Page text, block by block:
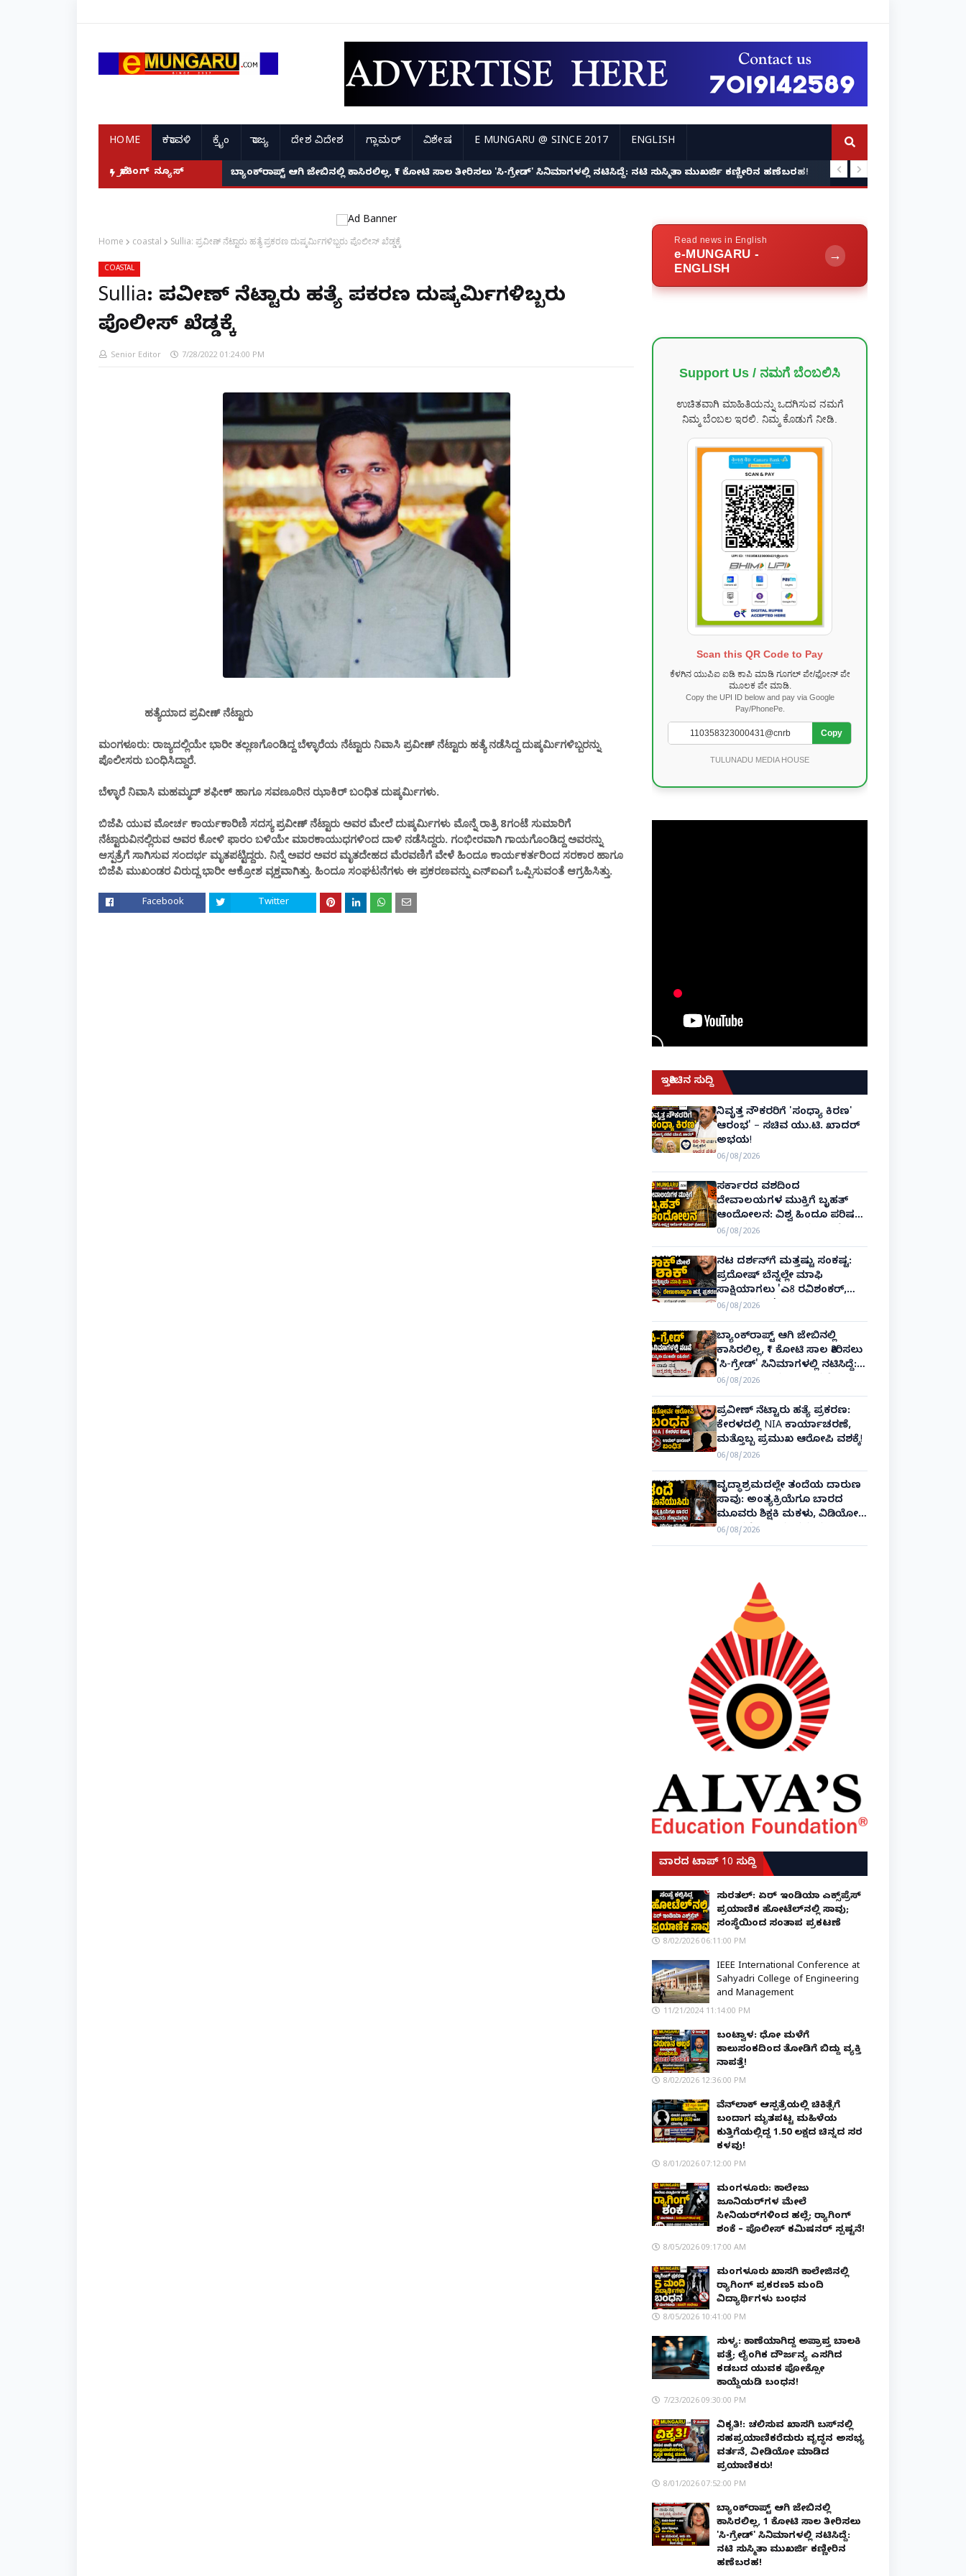
HOME ಕರಾವಳಿ ಕ್ರೈಂ ರಾಜ್ಯ ದೇಶ ವಿದೇಶ ಗ್ಲಾಮರ್ ವಿಶೇಷ E MUNGARU @ SINCE 2017 ENGLISH
ಬ್ರೇಕಿಂಗ್ ನ್ಯೂಸ್ ಬ್ಯಾಂಕ್‌ರಾಪ್ಟ್‌ ಆಗಿ ಜೇಬಿನಲ್ಲಿ ಕಾಸಿರಲಿಲ್ಲ, ₹1 ಕೋಟಿ ಸಾಲ ತೀರಿಸಲು 'ಸಿ-ಗ್ರೇಡ್' ಸಿನಿಮಾಗಳಲ್ಲಿ ನಟಿಸಿದ್ದೆ: ನಟಿ ಸುಸ್ಮಿತಾ ಮುಖರ್ಜಿ ಕಣ್ಣೀರಿನ ಹಣೆಬರಹ!
ಪ್ರವೀಣ್ ನೆಟ್ಟಾರು ಹತ್ಯೆ ಪ್ರಕರಣ: ಕೇರಳದಲ್ಲಿ NIA ಕಾರ್ಯಾಚರಣೆ, ಮತ್ತೊಬ್ಬ ಪ್ರಮುಖ ಆರೋಪಿ ವಶಕ್ಕೆ!
Home coastal Sullia: ಪ್ರವೀಣ್ ನೆಟ್ಟಾರು ಹತ್ಯೆ ಪ್ರಕರಣ ದುಷ್ಕರ್ಮಿಗಳಿಬ್ಬರು ಪೊಲೀಸ್ ಖೆಡ್ಡಕ್ಕೆ
COASTAL
Sullia: ಪ್ರವೀಣ್ ನೆಟ್ಟಾರು ಹತ್ಯೆ ಪ್ರಕರಣ ದುಷ್ಕರ್ಮಿಗಳಿಬ್ಬರು
ಪೊಲೀಸ್ ಖೆಡ್ಡಕ್ಕೆ
Senior Editor 7/28/2022 01:24:00 PM
ಹತ್ಯೆಯಾದ ಪ್ರವೀಣ್ ನೆಟ್ಟಾರು
ಮಂಗಳೂರು: ರಾಜ್ಯದಲ್ಲಿಯೇ ಭಾರೀ ತಲ್ಲಣಗೊಂಡಿದ್ದ ಬೆಳ್ಳಾರೆಯ ನೆಟ್ಟಾರು ನಿವಾಸಿ ಪ್ರವೀಣ್ ನೆಟ್ಟಾರು ಹತ್ಯೆ ನಡೆಸಿದ್ದ ದುಷ್ಕರ್ಮಿಗಳಿಬ್ಬರನ್ನು
ಪೊಲೀಸರು ಬಂಧಿಸಿದ್ದಾರೆ.
ಬೆಳ್ಳಾರೆ ನಿವಾಸಿ ಮಹಮ್ಮದ್ ಶಫೀಕ್ ಹಾಗೂ ಸವಣೂರಿನ ಝಾಕಿರ್ ಬಂಧಿತ ದುಷ್ಕರ್ಮಿಗಳು.
ಬಿಜೆಪಿ ಯುವ ಮೋರ್ಚ ಕಾರ್ಯಕಾರಿಣಿ ಸದಸ್ಯ ಪ್ರವೀಣ್ ನೆಟ್ಟಾರು ಅವರ ಮೇಲೆ ದುಷ್ಕರ್ಮಿಗಳು ಮೊನ್ನೆ ರಾತ್ರಿ 8ಗಂಟೆ ಸುಮಾರಿಗೆ
ನೆಟ್ಟಾರುವಿನಲ್ಲಿರುವ ಅವರ ಕೋಳಿ ಫಾರಂ ಬಳಿಯೇ ಮಾರಕಾಯುಧಗಳಿಂದ ದಾಳಿ ನಡೆಸಿದ್ದರು. ಗಂಭೀರವಾಗಿ ಗಾಯಗೊಂಡಿದ್ದ ಅವರನ್ನು
ಆಸ್ಪತ್ರೆಗೆ ಸಾಗಿಸುವ ಸಂದರ್ಭ ಮೃತಪಟ್ಟಿದ್ದರು. ನಿನ್ನೆ ಅವರ ಅವರ ಮೃತದೇಹದ ಮೆರವಣಿಗೆ ವೇಳೆ ಹಿಂದೂ ಕಾರ್ಯಕರ್ತರಿಂದ ಸರಕಾರ ಹಾಗೂ
ಬಿಜೆಪಿ ಮುಖಂಡರ ವಿರುದ್ಧ ಭಾರೀ ಆಕ್ರೋಶ ವ್ಯಕ್ತವಾಗಿತ್ತು. ಹಿಂದೂ ಸಂಘಟನೆಗಳು ಈ ಪ್ರಕರಣವನ್ನು ಎನ್ಐಎಗೆ ಒಪ್ಪಿಸುವಂತೆ ಆಗ್ರಹಿಸಿತ್ತು.
Facebook Twitter
Read news in English
e-MUNGARU -
ENGLISH
→
Support Us / ನಮಗೆ ಬೆಂಬಲಿಸಿ
ಉಚಿತವಾಗಿ ಮಾಹಿತಿಯನ್ನು ಒದಗಿಸುವ ನಮಗೆ
ನಿಮ್ಮ ಬೆಂಬಲ ಇರಲಿ. ನಿಮ್ಮ ಕೊಡುಗೆ ನೀಡಿ.
Scan this QR Code to Pay
ಕೆಳಗಿನ ಯುಪಿಐ ಐಡಿ ಕಾಪಿ ಮಾಡಿ ಗೂಗಲ್ ಪೇ/ಫೋನ್ ಪೇ
ಮೂಲಕ ಪೇ ಮಾಡಿ.
Copy the UPI ID below and pay via Google
Pay/PhonePe.
Copy
TULUNADU MEDIA HOUSE
ಇತ್ತೀಚಿನ ಸುದ್ದಿ
ನಿವೃತ್ತ ನೌಕರರಿಗೆ 'ಸಂಧ್ಯಾ ಕಿರಣ'
ಆರಂಭ' – ಸಚಿವ ಯು.ಟಿ. ಖಾದರ್
ಅಭಯ!
06/08/2026
ಸರ್ಕಾರದ ವಶದಿಂದ
ದೇವಾಲಯಗಳ ಮುಕ್ತಿಗೆ ಬೃಹತ್
ಆಂದೋಲನ: ವಿಶ್ವ ಹಿಂದೂ ಪರಿಷತ್
ಅಂತರರಾಷ್ಟ್ರೀಯ ಅಧ್ಯಕ್ಷ ಅಲೋಕ್
ಕುಮಾರ್ ಘೋಷಣೆ!
06/08/2026
ನಟ ದರ್ಶನ್‌ಗೆ ಮತ್ತಷ್ಟು ಸಂಕಷ್ಟ:
ಪ್ರದೋಷ್ ಬೆನ್ನಲ್ಲೇ ಮಾಫಿ
ಸಾಕ್ಷಿಯಾಗಲು 'ಎ8 ರವಿಶಂಕರ್,
ಎ10 ವಿನಯ್' ಅರ್ಜಿ!
06/08/2026
ಬ್ಯಾಂಕ್‌ರಾಪ್ಟ್‌ ಆಗಿ ಜೇಬಿನಲ್ಲಿ
ಕಾಸಿರಲಿಲ್ಲ, ₹1 ಕೋಟಿ ಸಾಲ ತೀರಿಸಲು
'ಸಿ-ಗ್ರೇಡ್' ಸಿನಿಮಾಗಳಲ್ಲಿ ನಟಿಸಿದ್ದೆ:
ನಟಿ ಸುಸ್ಮಿತಾ ಮುಖರ್ಜಿ ಕಣ್ಣೀರಿನ
ಹಣೆಬರಹ!
06/08/2026
ಪ್ರವೀಣ್ ನೆಟ್ಟಾರು ಹತ್ಯೆ ಪ್ರಕರಣ:
ಕೇರಳದಲ್ಲಿ NIA ಕಾರ್ಯಾಚರಣೆ,
ಮತ್ತೊಬ್ಬ ಪ್ರಮುಖ ಆರೋಪಿ ವಶಕ್ಕೆ!
06/08/2026
ವೃದ್ಧಾಶ್ರಮದಲ್ಲೇ ತಂದೆಯ ದಾರುಣ
ಸಾವು: ಅಂತ್ಯಕ್ರಿಯೆಗೂ ಬಾರದ
ಮೂವರು ಶಿಕ್ಷಕಿ ಮಕಳು, ವಿಡಿಯೋ
ಕಾಲಿನಲ್ಲೇ ಅಂತಿಮ ದರ್ಶನ!
06/08/2026
ವಾರದ ಟಾಪ್ 10 ಸುದ್ದಿ
ಸುರತ್ಕಲ್: ಏರ್ ಇಂಡಿಯಾ ಎಕ್ಸ್‌ಪ್ರೆಸ್
ಪ್ರಯಾಣಿಕ ಹೋಟೆಲ್‌ನಲ್ಲಿ ಸಾವು;
ಸಂಸ್ಥೆಯಿಂದ ಸಂತಾಪ ಪ್ರಕಟಣೆ
8/02/2026 06:11:00 PM
IEEE International Conference at
Sahyadri College of Engineering
and Management
11/21/2024 11:14:00 PM
ಬಂಟ್ವಾಳ: ಧೋ ಮಳೆಗೆ
ಕಾಲುಸಂಕದಿಂದ ತೋಡಿಗೆ ಬಿದ್ದು ವ್ಯಕ್ತಿ
ನಾಪತ್ತೆ!
8/02/2026 12:36:00 PM
ವೆನ್‌ಲಾಕ್ ಆಸ್ಪತ್ರೆಯಲ್ಲಿ ಚಿಕಿತ್ಸೆಗೆ
ಬಂದಾಗ ಮೃತಪಟ್ಟ ಮಹಿಳೆಯ
ಕುತ್ತಿಗೆಯಲ್ಲಿದ್ದ ₹1.50 ಲಕ್ಷದ ಚಿನ್ನದ ಸರ
ಕಳವು!
8/01/2026 07:12:00 PM
ಮಂಗಳೂರು: ಕಾಲೇಜು
ಜೂನಿಯರ್‌ಗಳ ಮೇಲೆ
ಸೀನಿಯರ್‌ಗಳಿಂದ ಹಲ್ಲೆ; ರ‌್ಯಾಗಿಂಗ್
ಶಂಕೆ – ಪೊಲೀಸ್ ಕಮಿಷನರ್ ಸ್ಪಷ್ಟನೆ!
8/05/2026 09:17:00 AM
ಮಂಗಳೂರು ಖಾಸಗಿ ಕಾಲೇಜಿನಲ್ಲಿ
ರ‌್ಯಾಗಿಂಗ್ ಪ್ರಕರಣ5 ಮಂದಿ
ವಿದ್ಯಾರ್ಥಿಗಳು ಬಂಧನ
8/05/2026 10:41:00 PM
ಸುಳ್ಯ: ಕಾಣೆಯಾಗಿದ್ದ ಅಪ್ರಾಪ್ತ ಬಾಲಕಿ
ಪತ್ತೆ; ಲೈಂಗಿಕ ದೌರ್ಜನ್ಯ ಎಸಗಿದ
ಕಡಬದ ಯುವಕ ಪೋಕ್ಸೋ
ಕಾಯ್ದೆಯಡಿ ಬಂಧನ!
7/23/2026 09:30:00 PM
ವಿಕೃತಿ!: ಚಲಿಸುವ ಖಾಸಗಿ ಬಸ್‌ನಲ್ಲಿ
ಸಹಪ್ರಯಾಣಿಕರೆದುರು ವೃದ್ಧನ ಅಸಭ್ಯ
ವರ್ತನೆ, ವೀಡಿಯೋ ಮಾಡಿದ
ಪ್ರಯಾಣಿಕರು!
8/01/2026 07:52:00 PM
ಬ್ಯಾಂಕ್‌ರಾಪ್ಟ್‌ ಆಗಿ ಜೇಬಿನಲ್ಲಿ
ಕಾಸಿರಲಿಲ್ಲ, ₹1 ಕೋಟಿ ಸಾಲ ತೀರಿಸಲು
'ಸಿ-ಗ್ರೇಡ್' ಸಿನಿಮಾಗಳಲ್ಲಿ ನಟಿಸಿದ್ದೆ:
ನಟಿ ಸುಸ್ಮಿತಾ ಮುಖರ್ಜಿ ಕಣ್ಣೀರಿನ
ಹಣೆಬರಹ!